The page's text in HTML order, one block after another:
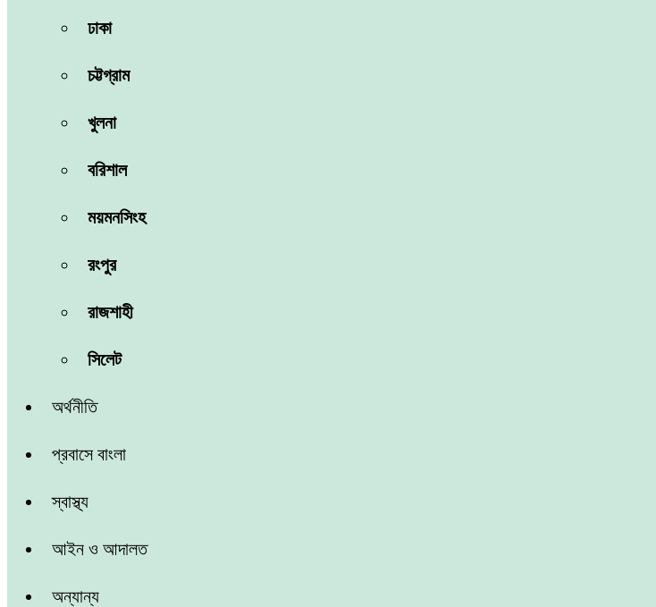
ঢাকা
চট্টগ্রাম
খুলনা
বরিশাল
ময়মনসিংহ
রংপুর
রাজশাহী
সিলেট
অর্থনীতি
প্রবাসে বাংলা
স্বাস্থ্য
আইন ও আদালত
অন্যান্য